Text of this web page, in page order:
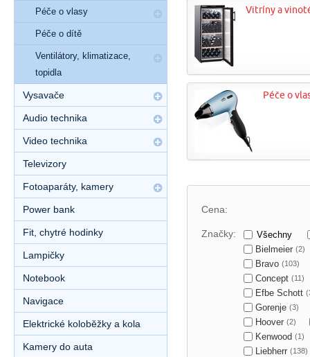
Vitríny a
Péče o
Cena:
Značky:
Všechny
Bielmeier (2)
Bravo (103)
Concept (11)
Efbe Schott
Gorenje (3)
Hoover (2)
Kenwood (1)
Liebherr (138)
Péče o vlasy
Péče o dítě
Ventilátory, klimatizace,
topidla
Vysavače
Audio technika
Video technika
Televizory
Fotoaparáty, kamery
Power bank
Fit, chytré hodinky
Lampičky
Notebook
Navigace
Elektrické koloběžky a kola
Kamery do auta